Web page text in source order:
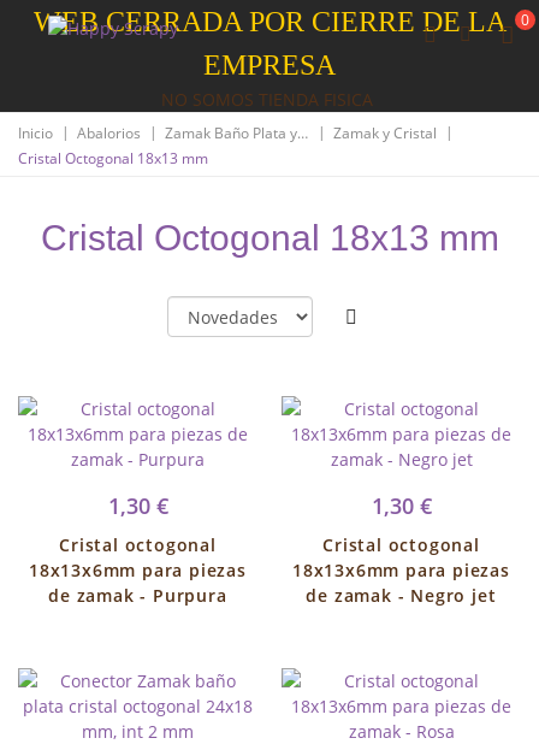
WEB CERRADA POR CIERRE DE LA
EMPRESA
NO SOMOS TIENDA FISICA
0
Inicio | Abalorios | Zamak Baño Plata y Oro | Zamak y Cristal
|
Cristal Octogonal 18x13 mm
Cristal Octogonal 18x13 mm
1,30 €
Cristal octogonal
18x13x6mm para piezas
de zamak - Purpura
1,30 €
Cristal octogonal
18x13x6mm para piezas
de zamak - Negro jet